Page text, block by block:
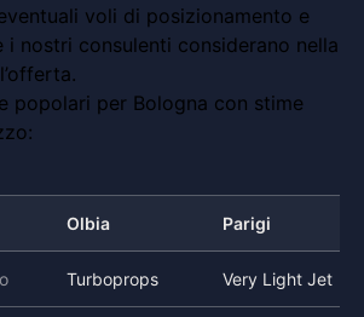
voli di posizionamento e
i nostri consulenti considerano nella
popolari per Bologna con stime
Olbia Parigi
Turboprops Very Light Jet